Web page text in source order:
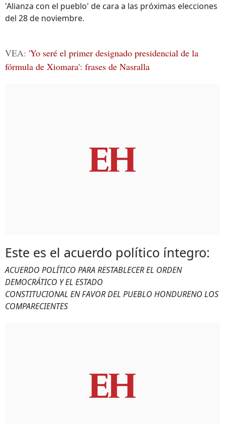
'Alianza con el pueblo' de cara a las próximas elecciones
del 28 de noviembre.
VEA: 'Yo seré el primer designado presidencial de la
fórmula de Xiomara': frases de Nasralla
Este es el acuerdo político íntegro:
ACUERDO POLÍTICO PARA RESTABLECER EL ORDEN
DEMOCRÁTICO Y EL ESTADO
CONSTITUCIONAL EN FAVOR DEL PUEBLO HONDURENO LOS
COMPARECIENTES